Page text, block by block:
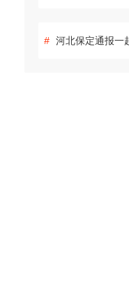
# 河北保定通报一起刑事案